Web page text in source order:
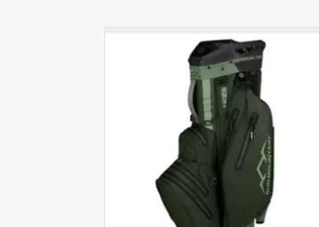
De Sun Mountain H2NO Lite Cart Bag
model 2021 borduurt voort op alle
successen van voorgaande modellen en
helpt u om uw spullen droog en
georganiseerd te houden. Deze golftas
van Sun Mountain is een sportieve tas met
een 10 inch top en 14 individuele club
TOEVOEGEN AAN WINKELWAGEN